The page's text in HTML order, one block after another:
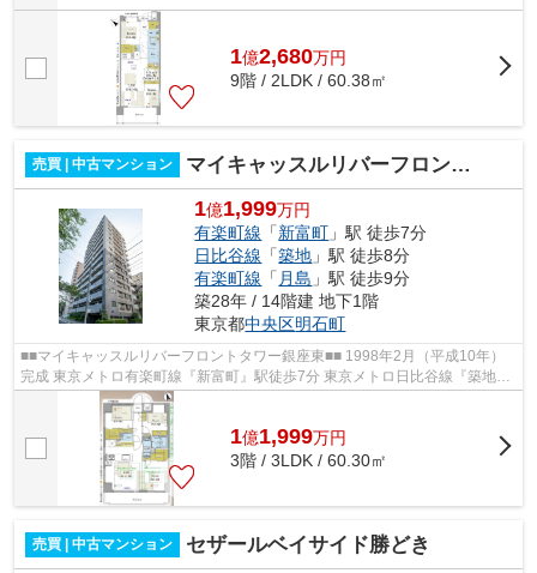
1億2,680万円
9階 / 2LDK / 60.38㎡
売買 | 中古マンション マイキャッスルリバーフロントタワー銀座東
1億1,999万円
有楽町線 「新富町 」駅 徒歩7分
日比谷線 「築地 」駅 徒歩8分
有楽町線 「 月島 」駅 徒歩9分
築28年 / 14階建 地下1階
東京都中央区明石町
■■マイキャッスルリバーフロントタワー銀座東■■ 1998年2月（平成10年）
完成 東京メトロ有楽町線『新富町』駅徒歩7分 東京メトロ日比谷線『築地』
駅徒歩8分 都営大江戸線、東京メトロ...
1億1,999万円
3階 / 3LDK / 60.30㎡
売買 | 中古マンション セザールベイサイド勝どき